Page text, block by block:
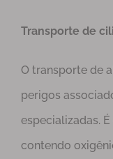
Transporte de
O transporte de
perigos
especializadas.
contendo